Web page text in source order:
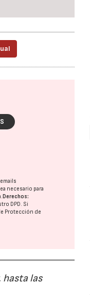
necesario para
Derechos:
DPD. Si
Protección de
hasta las